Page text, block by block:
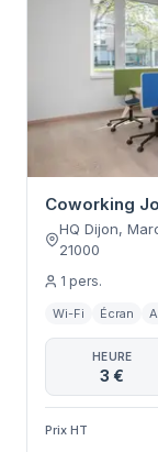
Coworking
HQ Dijon,
21000
1 pers.
Wi-Fi Écran
HEURE
3 €
Prix HT